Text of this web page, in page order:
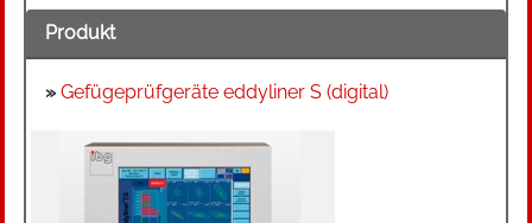
Produkt
» Gefügeprüfgeräte eddyliner S (digital)